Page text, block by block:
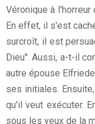
Véronique à
En effet, il s'est
surcroît, il est
Dieu". Aussi, a-t-il
autre épouse
ses initiales.
qu'il veut exécuter.
sous les yeux de la